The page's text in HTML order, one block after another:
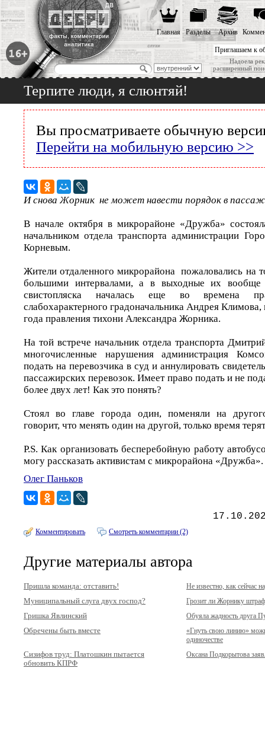
Приглашаем к
Надоела
расширенный
Главная Разделы Архив
Терпите люди, я слюнтяй!
Вы просматриваете обычную
Перейти на мобильную версию >>
И снова Жорник не может навести порядок в
В начале октября в микрорайоне «Дружба»
начальником отдела транспорта администрации
Корневым.
Жители отдаленного микрорайона пожаловались на
большими интервалами, а в выходные их
свистопляска началась еще во времена
слабохарактерного градоначальника Андрея
года правления тихони Александра Жорника.
На той встрече начальник отдела транспорта
многочисленные нарушения администрация
подать на перевозчика в суд и аннулировать
пассажирских перевозок. Имеет право подать и не
более двух лет! Как это понять?
Стоял во главе города один, поменяли на
говорит, что менять один на другой, только время
P.S. Как организовать бесперебойную работу
могу рассказать активистам с микрорайона
Олег Паньков
Комментировать Смотреть комментарии (2)
Другие материалы автора
Пришла команда: отставить!
Не известно, как сейчас
Муниципальный слуга двух господ?
Грозит ли Жорнику
Гришка Явлинский
Обуяла жадность друга
Обречены быть вместе
«Гнуть свою линию»
одиночестве
Сизифов труд: Платошкин пытается
обновить КПРФ
Оксана Подкорытова